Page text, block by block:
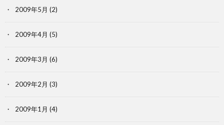
2009年5月 (2)
2009年4月 (5)
2009年3月 (6)
2009年2月 (3)
2009年1月 (4)